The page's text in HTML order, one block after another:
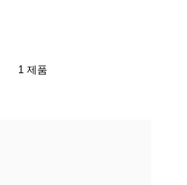
1 제품